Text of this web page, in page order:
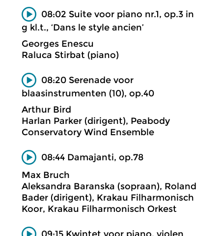
08:02 Suite voor piano nr.1, op.3 in
g kl.t., ‘Dans le style ancien’
Georges Enescu
Raluca Stirbat (piano)
08:20 Serenade voor
blaasinstrumenten (10), op.40
Arthur Bird
Harlan Parker (dirigent), Peabody
Conservatory Wind Ensemble
08:44 Damajanti, op.78
Max Bruch
Aleksandra Baranska (sopraan), Roland
Bader (dirigent), Krakau Filharmonisch
Koor, Krakau Filharmonisch Orkest
09:15 Kwintet voor piano, violen